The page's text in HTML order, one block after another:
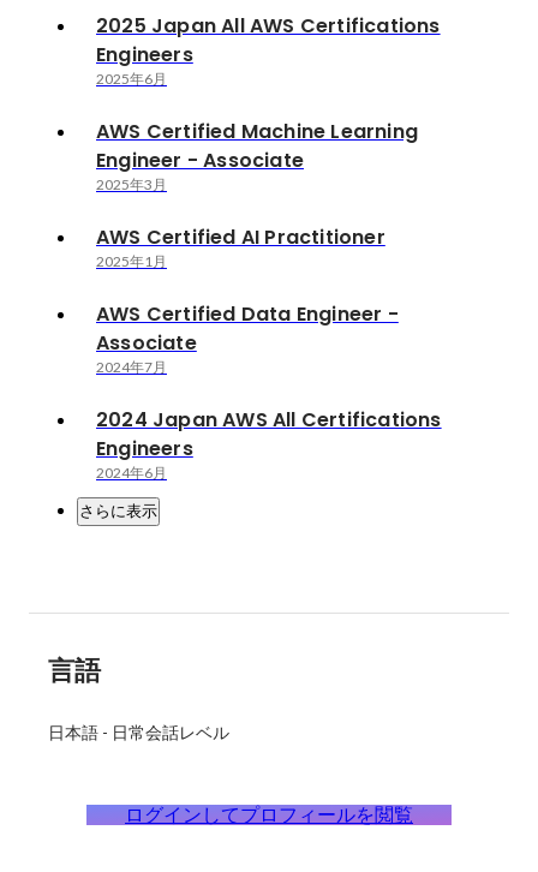
2025 Japan All AWS Certifications
Engineers
2025年6月
AWS Certified Machine Learning
Engineer - Associate
2025年3月
AWS Certified AI Practitioner
2025年1月
AWS Certified Data Engineer -
Associate
2024年7月
2024 Japan AWS All Certifications
Engineers
2024年6月
さらに表示
言語
日本語 - 日常会話レベル
ログインしてプロフィールを閲覧